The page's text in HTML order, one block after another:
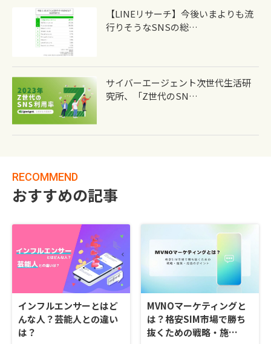
【LINEリサーチ】今後いまよりも流
行りそうなSNSの総…
サイバーエージェント次世代生活研
究所、「Z世代のSN…
RECOMMEND
おすすめの記事
インフルエンサーとはど
んな人？芸能人との違い
は？
MVNOマーケティングと
は？格安SIM市場で勝ち
抜くための戦略・施…